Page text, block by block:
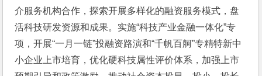
介服务机构合作，探索开展多样化的融资服务模式，盘
活科技研发资源和成果。实施“科技产业金融一体化”专
项，开展“一月一链”投融资路演和“千帆百舸”专精特新中
小企业上市培育，优化硬科技属性评价体系，加强上市